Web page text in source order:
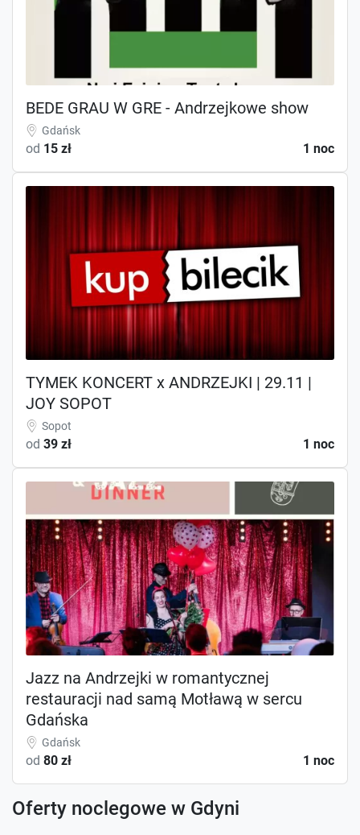
BEDE GRAU W GRE - Andrzejkowe show
Gdańsk
od 15 zł 1 noc
TYMEK KONCERT x ANDRZEJKI | 29.11 |
JOY SOPOT
Sopot
od 39 zł 1 noc
Jazz na Andrzejki w romantycznej
restauracji nad samą Motławą w sercu
Gdańska
Gdańsk
od 80 zł 1 noc
Oferty noclegowe w Gdyni